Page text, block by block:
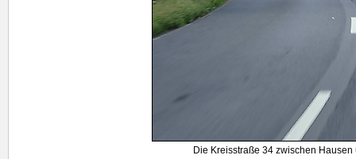
Die Kreisstraße 34 zwischen